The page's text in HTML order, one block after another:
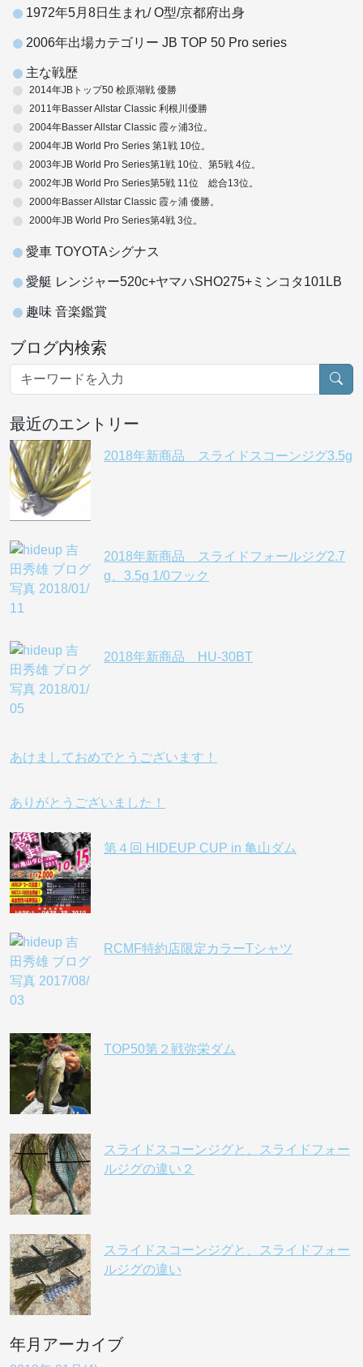
1972年5月8日生まれ/ O型/京都府出身
2006年出場カテゴリー JB TOP 50 Pro series
主な戦歴
2014年JBトップ50 桧原湖戦 優勝
2011年Basser Allstar Classic 利根川優勝
2004年Basser Allstar Classic 霞ヶ浦3位。
2004年JB World Pro Series 第1戦 10位。
2003年JB World Pro Series第1戦 10位、第5戦 4位。
2002年JB World Pro Series第5戦 11位 総合13位。
2000年Basser Allstar Classic 霞ヶ浦 優勝。
2000年JB World Pro Series第4戦 3位。
愛車 TOYOTAシグナス
愛艇 レンジャー520c+ヤマハSHO275+ミンコタ101LB
趣味 音楽鑑賞
ブログ内検索
最近のエントリー
2018年新商品 スライドスコーンジグ3.5g
2018年新商品 スライドフォールジグ2.7
g、3.5g 1/0フック
2018年新商品 HU-30BT
あけましておめでとうございます！
ありがとうございました！
第４回 HIDEUP CUP in 亀山ダム
RCMF特約店限定カラーTシャツ
TOP50第２戦弥栄ダム
スライドスコーンジグと、スライドフォー
ルジグの違い２
スライドスコーンジグと、スライドフォー
ルジグの違い
年月アーカイブ